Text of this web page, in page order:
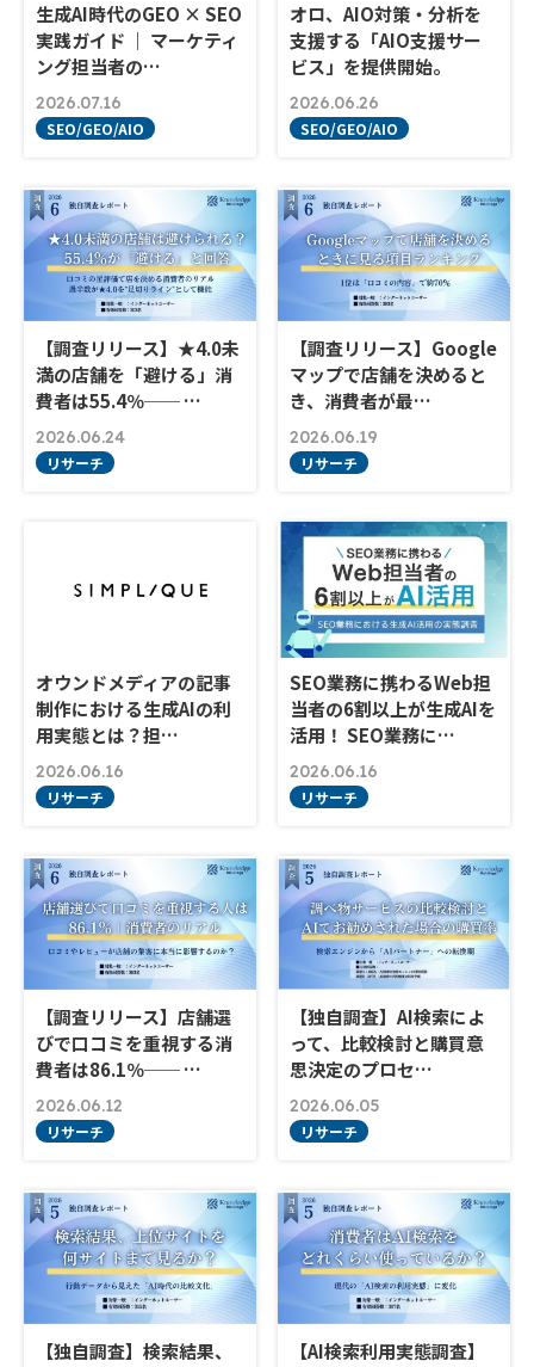
生成AI時代のGEO × SEO
実践ガイド ｜ マーケティ
ング担当者の…
2026.07.16
SEO/GEO/AIO
オロ、AIO対策・分析を
支援する「AIO支援サー
ビス」を提供開始。
2026.06.26
SEO/GEO/AIO
【調査リリース】★4.0未
満の店舗を「避ける」消
費者は55.4％── …
2026.06.24
リサーチ
【調査リリース】Google
マップで店舗を決めると
き、消費者が最…
2026.06.19
リサーチ
オウンドメディアの記事
制作における生成AIの利
用実態とは？担…
2026.06.16
リサーチ
SEO業務に携わるWeb担
当者の6割以上が生成AIを
活用！ SEO業務に…
2026.06.16
リサーチ
【調査リリース】店舗選
びで口コミを重視する消
費者は86.1％── …
2026.06.12
リサーチ
【独自調査】AI検索によ
って、比較検討と購買意
思決定のプロセ…
2026.06.05
リサーチ
【独自調査】検索結果、
【AI検索利用実態調査】